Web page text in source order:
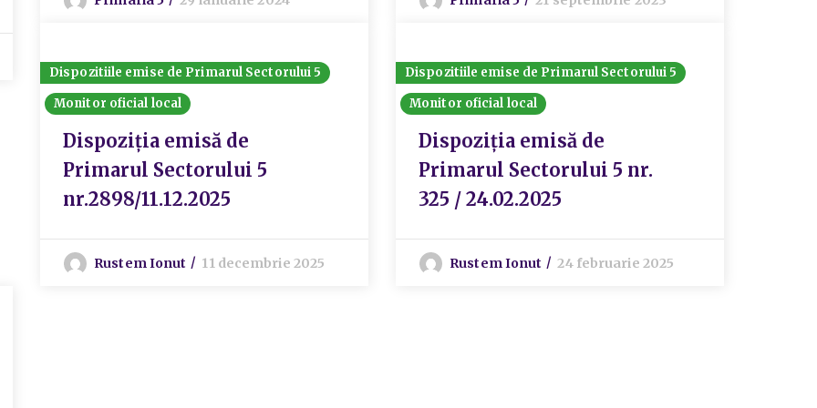
Dispozitiile emise de Primarul Sectorului 5
Monitor oficial local
Dispoziția emisă de
Primarul Sectorului 5
nr.2898/11.12.2025
Rustem Ionut 11 decembrie 2025
Dispozitiile emise de Primarul Sectorului 5
Monitor oficial local
Dispoziția emisă de
Primarul Sectorului 5 nr.
325 / 24.02.2025
Rustem Ionut 24 februarie 2025